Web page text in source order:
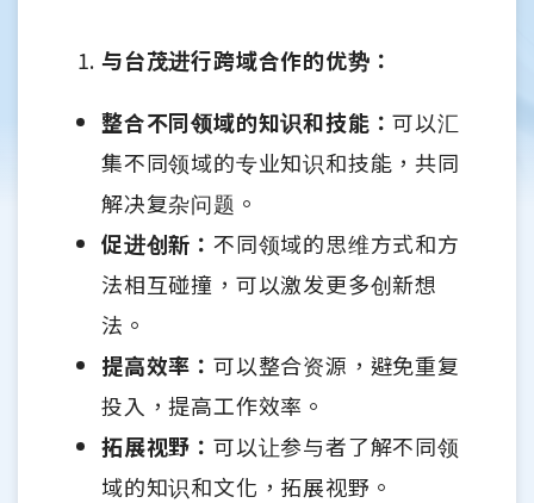
与台茂进行跨域合作的优势：
整合不同领域的知识和技能：可以汇
集不同领域的专业知识和技能，共同
解决复杂问题。
促进创新： 不同领域的思维方式和方
法相互碰撞，可以激发更多创新想
法。
提高效率： 可以整合资源，避免重复
投入，提高工作效率。
拓展视野： 可以让参与者了解不同领
域的知识和文化，拓展视野。